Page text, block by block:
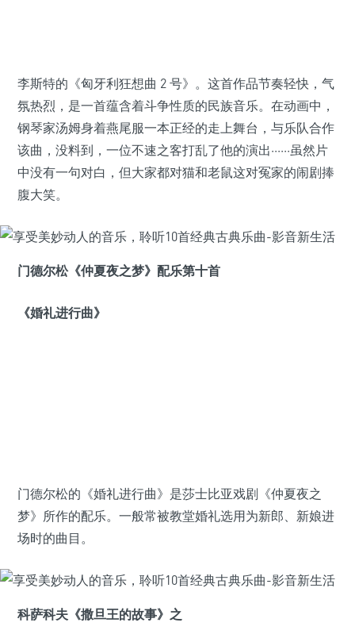
李斯特的《匈牙利狂想曲 2 号》。这首作品节奏轻快，气
氛热烈，是一首蕴含着斗争性质的民族音乐。在动画中，
钢琴家汤姆身着燕尾服一本正经的走上舞台，与乐队合作
该曲，没料到，一位不速之客打乱了他的演出······虽然片
中没有一句对白，但大家都对猫和老鼠这对冤家的闹剧捧
腹大笑。
门德尔松《仲夏夜之梦》配乐第十首
《婚礼进行曲》
门德尔松的《婚礼进行曲》是莎士比亚戏剧《仲夏夜之
梦》所作的配乐。一般常被教堂婚礼选用为新郎、新娘进
场时的曲目。
科萨科夫《撒旦王的故事》之